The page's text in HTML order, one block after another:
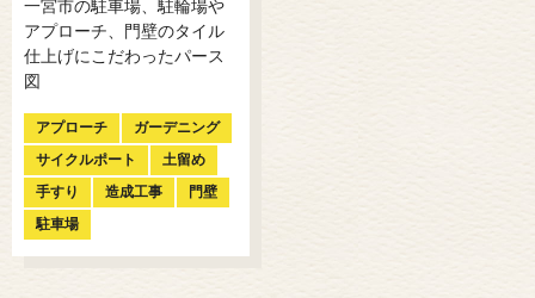
一宮市の駐車場、駐輪場や
アプローチ、門壁のタイル
仕上げにこだわったパース
図
アプローチ
ガーデニング
サイクルポート
土留め
手すり
造成工事
門壁
駐車場